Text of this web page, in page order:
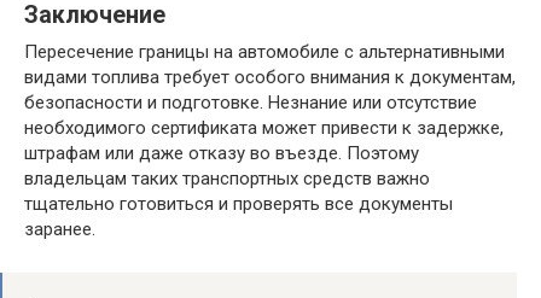
Заключение
Пересечение границы на автомобиле с альтернативными
видами топлива требует особого внимания к документам,
безопасности и подготовке. Незнание или отсутствие
необходимого сертификата может привести к задержке,
штрафам или даже отказу во въезде. Поэтому
владельцам таких транспортных средств важно
тщательно готовиться и проверять все документы
заранее.